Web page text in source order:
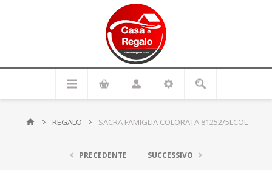
REGALO SACRA FAMIGLIA COLORATA 81252/5LCOL
PRECEDENTE SUCCESSIVO